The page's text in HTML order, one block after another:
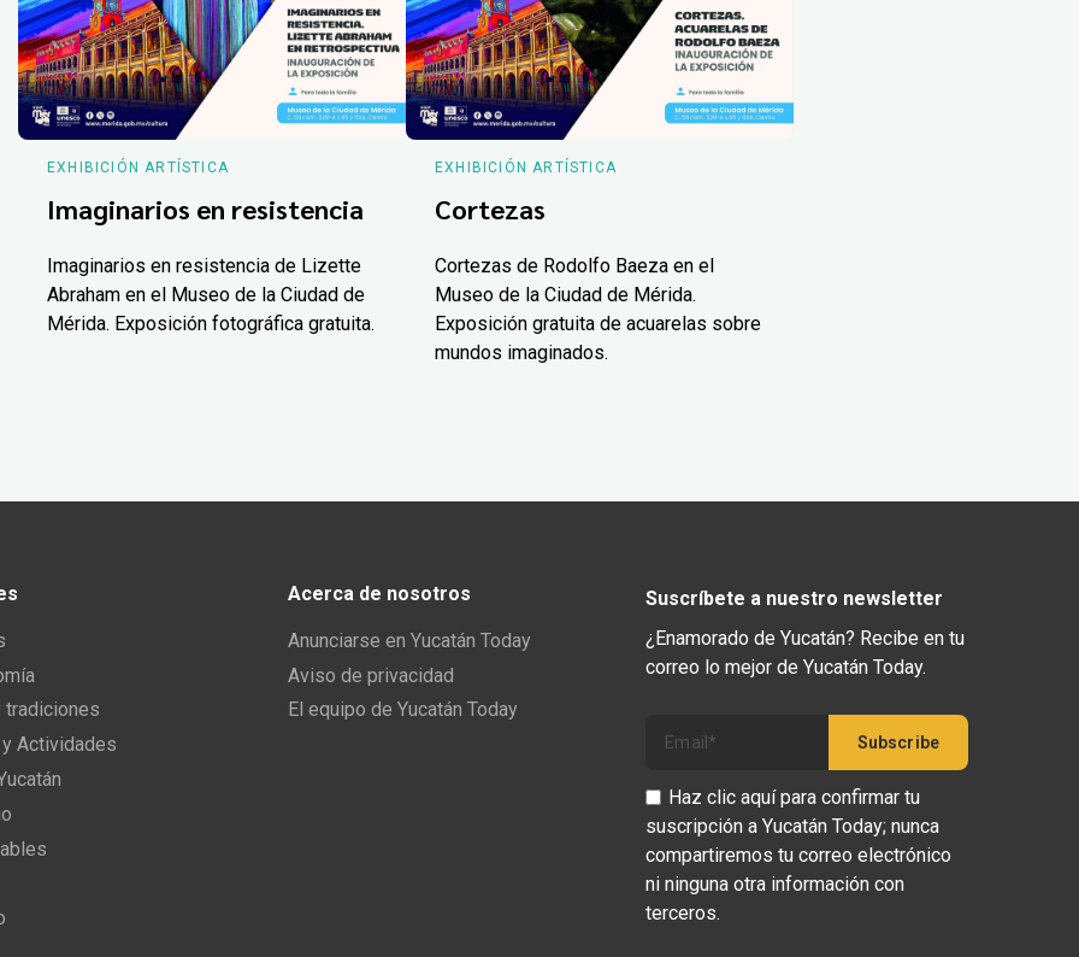
EXHIBICIÓN ARTÍSTICA
Imaginarios en resistencia
Imaginarios en resistencia de Lizette
Abraham en el Museo de la Ciudad de
Mérida. Exposición fotográfica gratuita.
EXHIBICIÓN ARTÍSTICA
Cortezas
Cortezas de Rodolfo Baeza en el
Museo de la Ciudad de Mérida.
Exposición gratuita de acuarelas sobre
mundos imaginados.
tradiciones
Actividades
Acerca de nosotros
Anunciarse en Yucatán Today
Aviso de privacidad
El equipo de Yucatán Today
Suscríbete a nuestro newsletter
¿Enamorado de Yucatán? Recibe en tu
correo lo mejor de Yucatán Today.
Haz clic aquí para confirmar tu
suscripción a Yucatán Today; nunca
compartiremos tu correo electrónico
ni ninguna otra información con
terceros.